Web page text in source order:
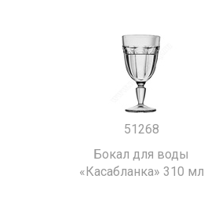
51268
Бокал для воды
«Касабланка» 310 мл